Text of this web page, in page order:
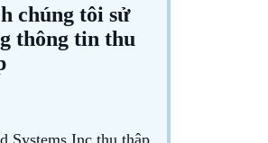
chúng tôi sử
thông tin thu
Systems Inc thu thập